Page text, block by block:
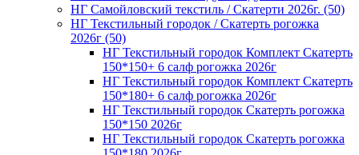
НГ Самойловский текстиль / Скатерти 2026г. (50)
НГ Текстильный городок / Скатерть рогожка
2026г (50)
НГ Текстильный городок Комплект Скатерть
150*150+ 6 салф рогожка 2026г
НГ Текстильный городок Комплект Скатерть
150*180+ 6 салф рогожка 2026г
НГ Текстильный городок Скатерть рогожка
150*150 2026г
НГ Текстильный городок Скатерть рогожка